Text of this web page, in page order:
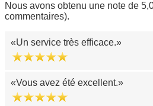
Nous avons obtenu une note de
commentaires).
Un service très efficace.
Vous avez été excellent.